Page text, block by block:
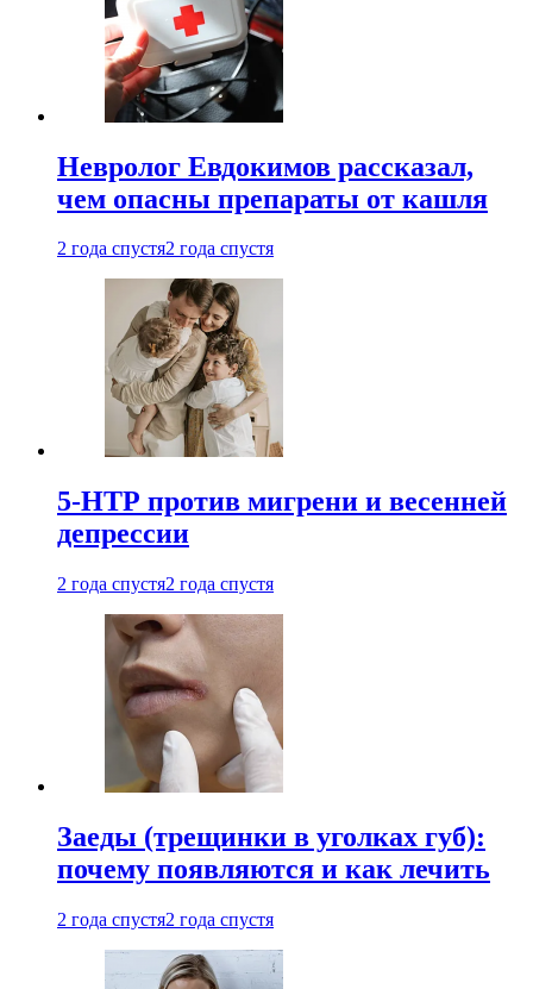
Невролог Евдокимов рассказал,
чем опасны препараты от кашля
2 года спустя2 года спустя
5-НТР против мигрени и весенней
депрессии
2 года спустя2 года спустя
Заеды (трещинки в уголках губ):
почему появляются и как лечить
2 года спустя2 года спустя